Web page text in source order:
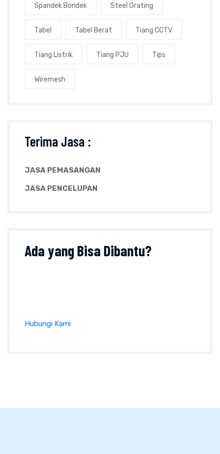
Spandek Bondek Steel Grating
Tabel Tabel Berat Tiang CCTV
Tiang Listrik Tiang PJU Tips
Wiremesh
Terima Jasa :
JASA PEMASANGAN
JASA PENCELUPAN
Ada yangBisa Dibantu?
Hubungi Kami